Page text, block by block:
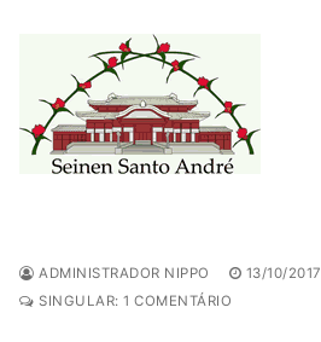
ADMINISTRADOR NIPPO 13/10/2017
SINGULAR: 1 COMENTÁRIO